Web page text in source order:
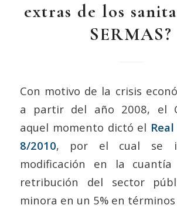
extras de los
SERMAS?
Con motivo de la crisis
a partir del año 2008, el
aquel momento dictó el
8/2010, por el cual se
modificación en la
retribución del sector
minora en un 5% en